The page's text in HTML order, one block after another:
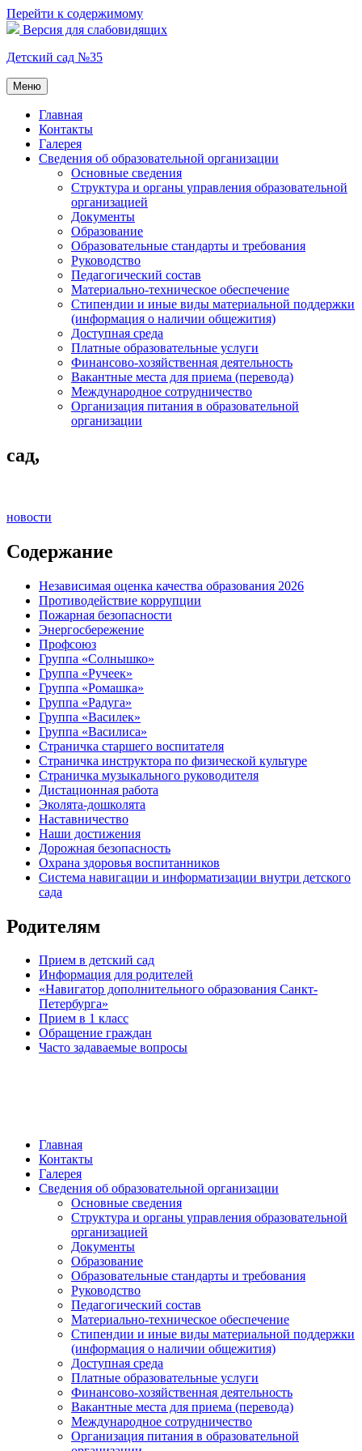
Перейти к содержимому
Версия для слабовидящих
Детский сад №35
Меню
Главная
Контакты
Галерея
Сведения об образовательной организации
Основные сведения
Структура и органы управления образовательной
организацией
Документы
Образование
Образовательные стандарты и требования
Руководство
Педагогический состав
Материально-техническое обеспечение
Стипендии и иные виды материальной поддержки
(информация о наличии общежития)
Доступная среда
Платные образовательные услуги
Финансово-хозяйственная деятельность
Вакантные места для приема (перевода)
Международное сотрудничество
Организация питания в образовательной
организации
сад,
новости
Содержание
Независимая оценка качества образования 2026
Противодействие коррупции
Пожарная безопасности
Энергосбережение
Профсоюз
Группа «Солнышко»
Группа «Ручеек»
Группа «Ромашка»
Группа «Радуга»
Группа «Василек»
Группа «Василиса»
Страничка старшего воспитателя
Страничка инструктора по физической культуре
Страничка музыкального руководителя
Дистационная работа
Эколята-дошколята
Наставничество
Наши достижения
Дорожная безопасность
Охрана здоровья воспитанников
Система навигации и информатизации внутри детского
сада
Родителям
Прием в детский сад
Информация для родителей
«Навигатор дополнительного образования Санкт-
Петербурга»
Прием в 1 класс
Обращение граждан
Часто задаваемые вопросы
Главная
Контакты
Галерея
Сведения об образовательной организации
Основные сведения
Структура и органы управления образовательной
организацией
Документы
Образование
Образовательные стандарты и требования
Руководство
Педагогический состав
Материально-техническое обеспечение
Стипендии и иные виды материальной поддержки
(информация о наличии общежития)
Доступная среда
Платные образовательные услуги
Финансово-хозяйственная деятельность
Вакантные места для приема (перевода)
Международное сотрудничество
Организация питания в образовательной